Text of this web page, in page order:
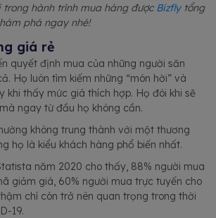
hành trình mua hàng đượcBizflytổng
phá ngay nhé!
giá rẻ
quyết định mua của những người săn
Họ luôn tìm kiếm những “món hời” và
khi thấy mức giá thích hợp. Họ đôi khi sẽ
ngay từ đầu họ không cần.
không trung thành với một thương
họ là kiểu khách hàng phổ biến nhất.
năm 2020 cho thấy, 88% người mua
giảm giá, 60% người mua trực tuyến cho
chí còn trở nên quan trọng trong thời
19.